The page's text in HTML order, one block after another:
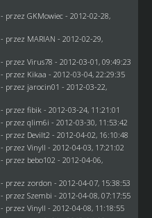
- przez GKMowiec- 2012-02-28,
- przez MARIAN - 2012-02-29,
- przez Virus78 - 2012-03-01, 09:49:23
- przez Kikaa - 2012-03-04, 22:29:35
- przez jarocin01 - 2012-03-22,
- przez fibik- 2012-03-24, 11:21:01
- przez qlim6i - 2012-03-30, 11:53:42
- przez Devilt2 - 2012-04-02, 16:10:48
- przez Vinyll - 2012-04-03, 17:21:02
- przez bebo102 - 2012-04-06,
- przez zordon - 2012-04-07, 15:38:53
- przez Szembi - 2012-04-08, 07:17:55
- przez Vinyll - 2012-04-08, 11:18:55